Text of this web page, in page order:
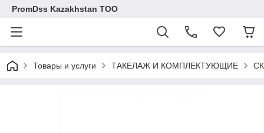
PromDss Kazakhstan TOO
Товары и услуги ТАКЕЛАЖ И КОМПЛЕКТУЮЩИЕ